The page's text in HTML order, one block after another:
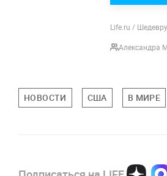
Life.ru /
Александра
НОВОСТИ США В МИРЕ